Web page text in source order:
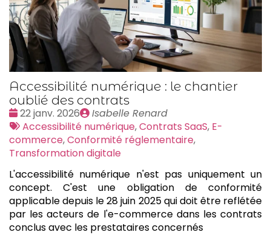
Accessibilité numérique : le chantier
oublié des contrats
Date
:
22 janv. 2026
Publié
par
Isabelle Renard
Tags
:
Accessibilité numérique,Contrats SaaS, E-
commerce,Conformité réglementaire,
Transformation digitale
L'accessibilité numérique n'est pas uniquement un
concept. C'est une obligation de conformité
applicable depuis le 28 juin 2025 qui doit être reflétée
par les acteurs de l'e-commerce dans les contrats
conclus avec les prestataires concernés